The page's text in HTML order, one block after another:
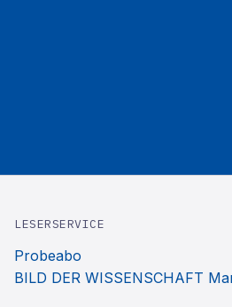
LESERSERVICE
Probeabo
BILD DER WISSENSCHAFT